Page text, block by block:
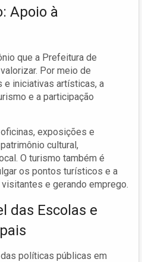
Apoio à
que a Prefeitura de
Por meio de
iniciativas artísticas, a
e a participação
exposições e
cultural,
O turismo também é
os pontos turísticos e a
e gerando emprego.
das Escolas e
políticas públicas em